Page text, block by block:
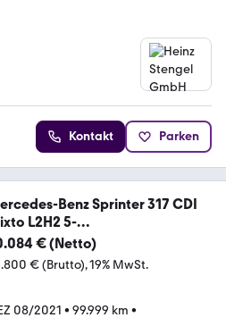
Kontakt Parken
Benz Sprinter 317 CDI
L2H2 5-
KAM/NAVI/9G
€ (Netto)
€ (Brutto) 19% MwSt.
08/2021 • 99.999 km •